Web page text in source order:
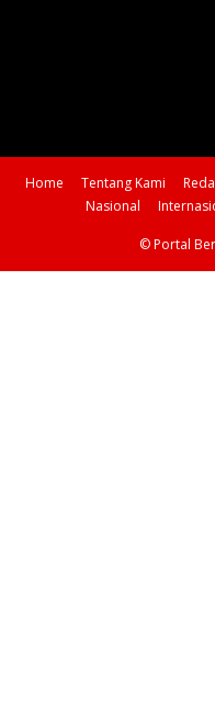
Home Tentang Kami
Nasional
© Portal